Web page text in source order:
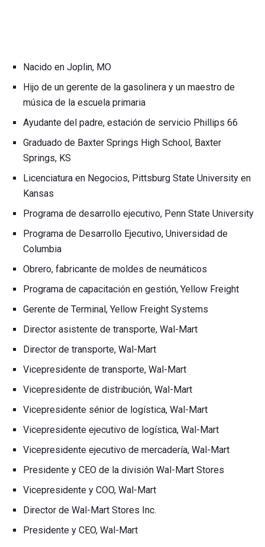
Nacido en Joplin, MO
Hijo de un gerente de la gasolinera y un maestro de
música de la escuela primaria
Ayudante del padre, estación de servicio Phillips 66
Graduado de Baxter Springs High School, Baxter
Springs, KS
Licenciatura en Negocios, Pittsburg State University en
Kansas
Programa de desarrollo ejecutivo, Penn State University
Programa de Desarrollo Ejecutivo, Universidad de
Columbia
Obrero, fabricante de moldes de neumáticos
Programa de capacitación en gestión, Yellow Freight
Gerente de Terminal, Yellow Freight Systems
Director asistente de transporte, Wal-Mart
Director de transporte, Wal-Mart
Vicepresidente de transporte, Wal-Mart
Vicepresidente de distribución, Wal-Mart
Vicepresidente sénior de logística, Wal-Mart
Vicepresidente ejecutivo de logística, Wal-Mart
Vicepresidente ejecutivo de mercadería, Wal-Mart
Presidente y CEO de la división Wal-Mart Stores
Vicepresidente y COO, Wal-Mart
Director de Wal-Mart Stores Inc.
Presidente y CEO, Wal-Mart